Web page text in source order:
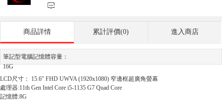
󰃨
商品詳情 累計評價(0) 進入商店
筆記型電腦記憶體容量：
16G
LCD尺寸： 15.6" FHD UWVA (1920x1080) 窄邊框超廣角螢幕
處理器:11th Gen Intel Core i5-1135 G7 Quad Core
記憶體:8G